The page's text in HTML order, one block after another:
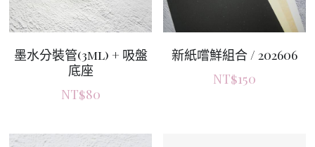
墨水分裝管(3ml) + 吸盤
底座
NT$80
新紙嚐鮮組合 / 202606
NT$150